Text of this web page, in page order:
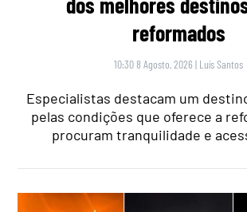
reformados
10:30 8 Agosto, 2026 | Luís Santos
Especialistas destacam um
pelas condições que oferece a
procuram tranquilidade e